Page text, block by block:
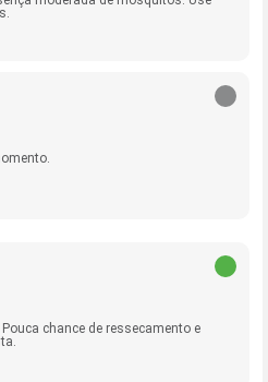
chance de ressecamento e